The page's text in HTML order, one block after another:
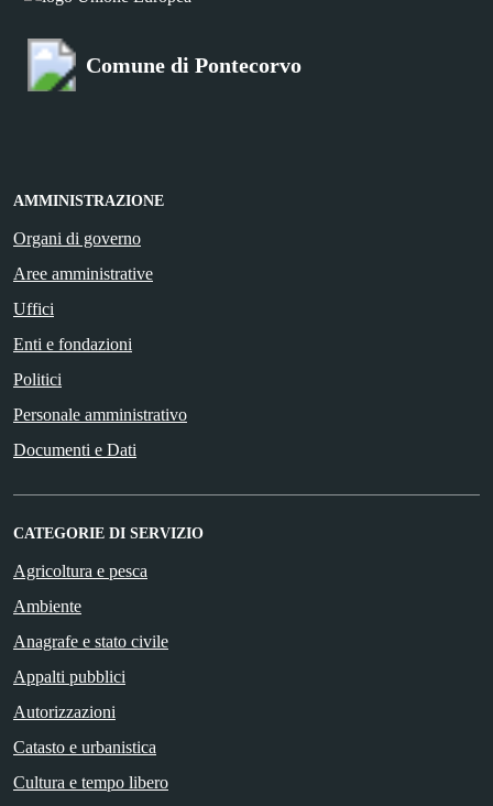
Comune di Pontecorvo
AMMINISTRAZIONE
Organi di governo
Aree amministrative
Uffici
Enti e fondazioni
Politici
Personale amministrativo
Documenti e Dati
CATEGORIE DI SERVIZIO
Agricoltura e pesca
Ambiente
Anagrafe e stato civile
Appalti pubblici
Autorizzazioni
Catasto e urbanistica
Cultura e tempo libero